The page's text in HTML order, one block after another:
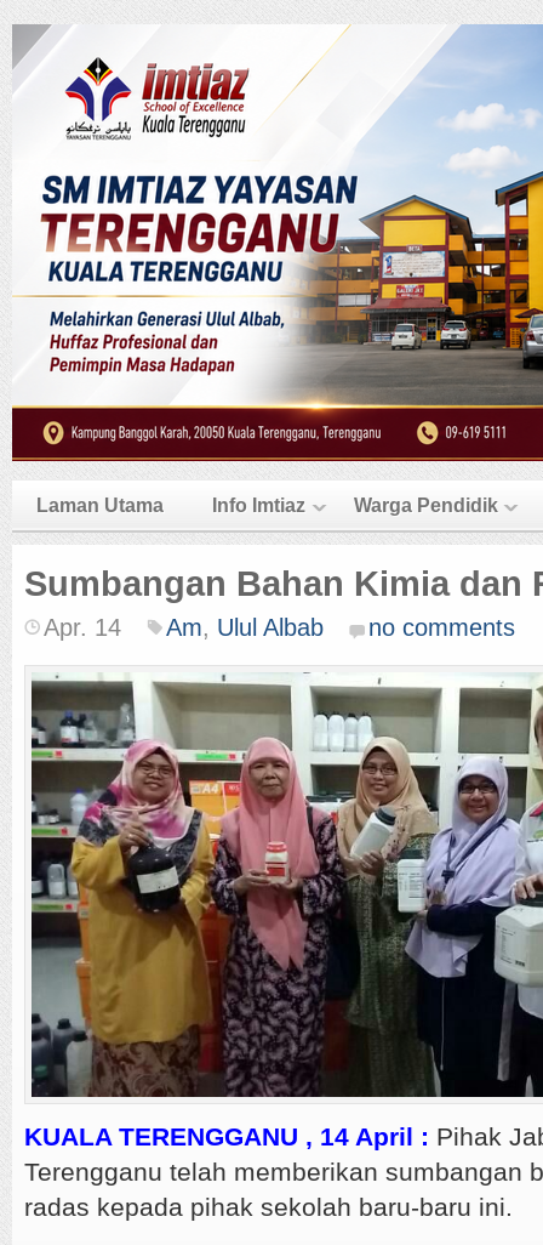
Laman Utama Info Imtiaz Warga Pendidik
Sumbangan Bahan Kimia dan
Apr. 14 Am, Ulul Albab no comments
KUALA TERENGGANU , 14 April : Pihak
Terengganu telah memberikan sumbangan
radas kepada pihak sekolah baru-baru ini.